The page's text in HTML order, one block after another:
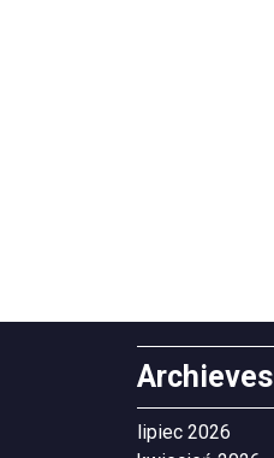
Archieves
lipiec 2026